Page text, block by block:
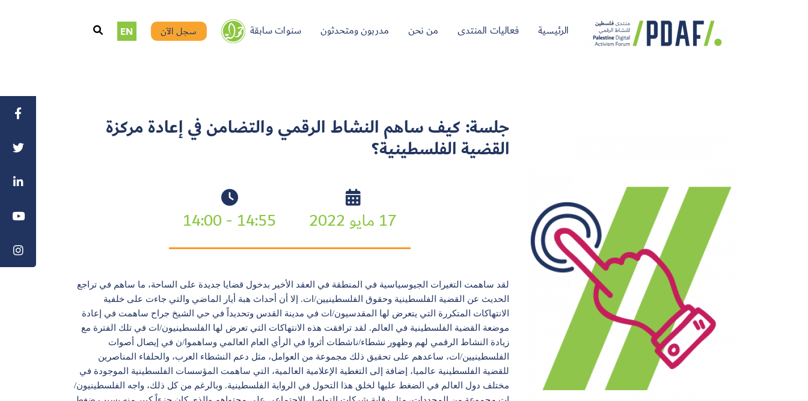
الرئيسية فعاليات المنتدى من نحن مدربون ومتحدثون سنوات سابقة سجل الآن EN
جلسة: كيف ساهم النشاط الرقمي والتضامن في إعادة مركزة
القضية الفلسطينية؟
17 مايو 2022 14:55 - 14:00
لقد ساهمت التغيرات الجيوسياسية في المنطقة في العقد الأخير بدخول قضايا جديدة على الساحة، ما ساهم في تراجع
الحديث عن القضية الفلسطينية وحقوق الفلسطينيين/ات. إلا أن أحداث هبة أيار الماضي والتي جاءت على خلفية
الانتهاكات المتكررة التي يتعرض لها المقدسيون/ات في مدينة القدس وتحديداً في حي الشيخ جراح ساهمت في إعادة
موضعة القضية الفلسطينية في العالم. لقد ترافقت هذه الانتهاكات التي تعرض لها الفلسطينيون/ات في تلك الفترة مع
زيادة النشاط الرقمي لهم وظهور نشطاء/ناشطات أثروا في الرأي العام العالمي وساهموا/ن في إيصال أصوات
الفلسطينيين/ات، ساعدهم على تحقيق ذلك مجموعة من العوامل، مثل دعم النشطاء العرب، والحلفاء المناصرين
للقضية الفلسطينية عالميا، إضافة إلى التغطية الإعلامية العالمية، التي ساهمت المؤسسات الفلسطينية الموجودة في
مختلف دول العالم في الضغط عليها لخلق هذا التحول في الرواية الفلسطينية. وبالرغم من كل ذلك، واجه الفلسطينيون/